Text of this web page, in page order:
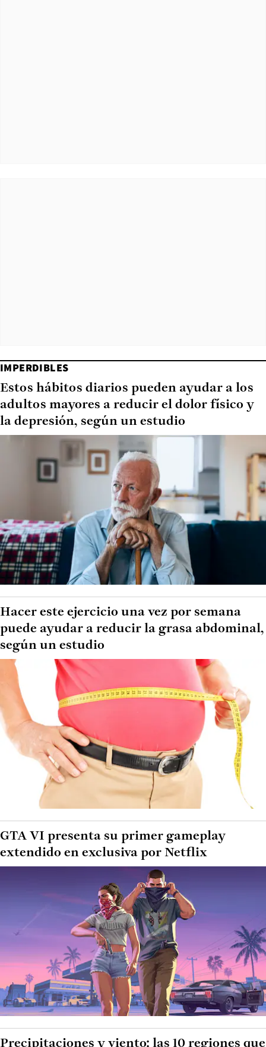
IMPERDIBLES
Estos hábitos diarios pueden ayudar a los
adultos mayores a reducir el dolor físico y
la depresión, según un estudio
Hacer este ejercicio una vez por semana
puede ayudar a reducir la grasa abdominal,
según un estudio
GTA VI presenta su primer gameplay
extendido en exclusiva por Netflix
Precipitaciones y viento: las 10 regiones que